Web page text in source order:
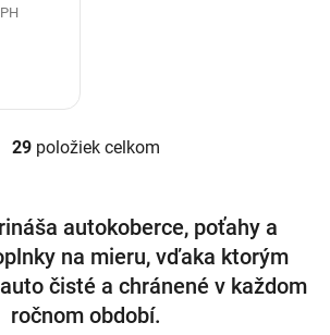
2019-
O
á
d
a
c
i
e
29 položiek celkom
autokoberce, poťahy a
na mieru, vďaka ktorým
čisté a chránené v každom
ročnom období.